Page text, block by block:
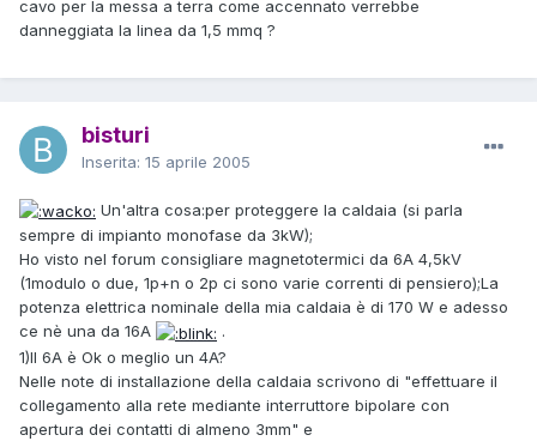
cavo per la messa a terra come accennato verrebbe
danneggiata la linea da 1,5 mmq ?
bisturi
Inserita: 15 aprile 2005
Un'altra cosa:per proteggere la caldaia (si parla
sempre di impianto monofase da 3kW);
Ho visto nel forum consigliare magnetotermici da 6A 4,5kV
(1modulo o due, 1p+n o 2p ci sono varie correnti di pensiero);La
potenza elettrica nominale della mia caldaia è di 170 W e adesso
ce nè una da 16A
.
1)Il 6A è Ok o meglio un 4A?
Nelle note di installazione della caldaia scrivono di "effettuare il
collegamento alla rete mediante interruttore bipolare con
apertura dei contatti di almeno 3mm" e